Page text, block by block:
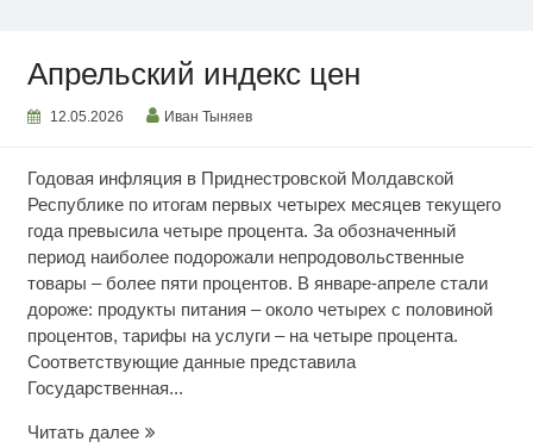
Апрельский индекс цен
12.05.2026 Иван Тыняев
Годовая инфляция в Приднестровской Молдавской
Республике по итогам первых четырех месяцев текущего
года превысила четыре процента. За обозначенный
период наиболее подорожали непродовольственные
товары – более пяти процентов. В январе-апреле стали
дороже: продукты питания – около четырех с половиной
процентов, тарифы на услуги – на четыре процента.
Соответствующие данные представила
Государственная...
Читать далееАпрельский